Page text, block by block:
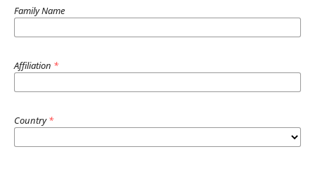
Family Name
Affiliation *
Country*